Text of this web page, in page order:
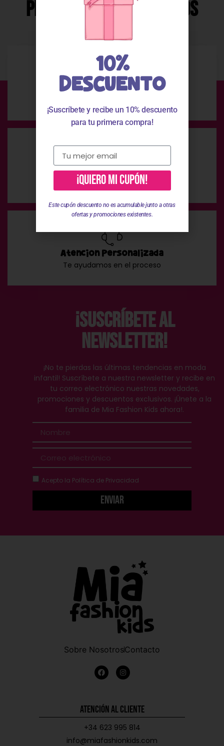
Productos Relacionados
Envío Gratis
Pago Seguro
Pago 100% seguro
Atención Personalizada
Te ayudamos en el proceso
¡Suscríbete al
Newsletter!
¡No te pierdas las últimas tendencias en moda
infantil! Suscríbete a nuestra newsletter y recibe en
tu correo electrónico nuestras novedades,
promociones y descuentos exclusivos. ¡Únete a la
familia de Mia Fashion Kids ahora!.
Acepto la Política de Privacidad
Enviar
Sobre NosotrosContacto
Atención al Cliente
+34 623 995 814
info@miafashionkids.com
10%
DESCUENTO
¡Suscríbete y recibe un 10% descuento
para tu primera compra!
¡QUIERO MI CUPÓN!
Este cupón descuento no es acumulable junto a otras
ofertas y promociones existentes.